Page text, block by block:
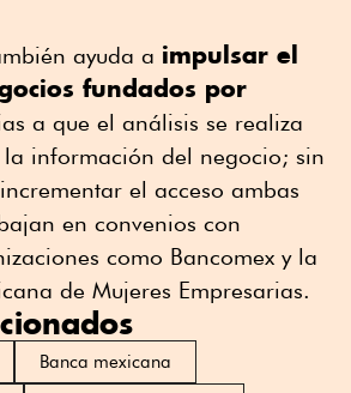
ayuda a impulsar el
fundados por
a que el análisis se realiza
información del negocio; sin
el acceso ambas
en convenios con
como Bancomex y la
de Mujeres Empresarias.
Banca mexicana